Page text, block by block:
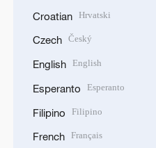
Croatian Hrvatski
Czech Český
English English
Esperanto Esperanto
Filipino Filipino
French Français